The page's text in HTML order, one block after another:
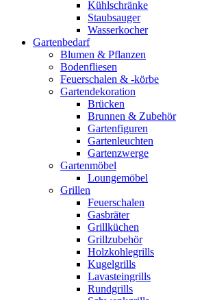
Kühlschränke
Staubsauger
Wasserkocher
Gartenbedarf
Blumen & Pflanzen
Bodenfliesen
Feuerschalen & -körbe
Gartendekoration
Brücken
Brunnen & Zubehör
Gartenfiguren
Gartenleuchten
Gartenzwerge
Gartenmöbel
Loungemöbel
Grillen
Feuerschalen
Gasbräter
Grillküchen
Grillzubehör
Holzkohlegrills
Kugelgrills
Lavasteingrills
Rundgrills